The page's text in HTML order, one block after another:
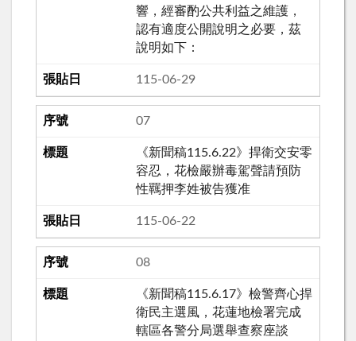
響，經審酌公共利益之維護，
認有適度公開說明之必要，茲
說明如下：
115-06-29
07
《新聞稿115.6.22》捍衛交安零
容忍，花檢嚴辦毒駕聲請預防
性羈押李姓被告獲准
115-06-22
08
《新聞稿115.6.17》檢警齊心捍
衛民主選風，花蓮地檢署完成
轄區各警分局選舉查察座談